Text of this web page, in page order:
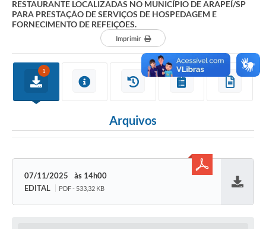
Galeria de Fotos
SIAFIC
Sabesp
Elektro
Audiências Públicas
RESTAURANTE LOCALIZADAS NO MUNICÍPIO DE ARAPEÍ/SP
PARA PRESTAÇÃO DE SERVIÇOS DE HOSPEDAGEM E
FORNECIMENTO DE REFEIÇÕES.
Imprimir
1
Arquivos
07/11/2025
14h00
EDITAL
PDF - 533,32 KB